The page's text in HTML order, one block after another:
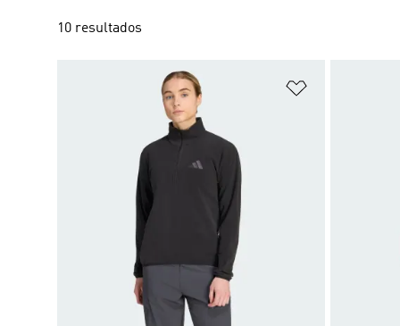
10 resultados
Añadir a la